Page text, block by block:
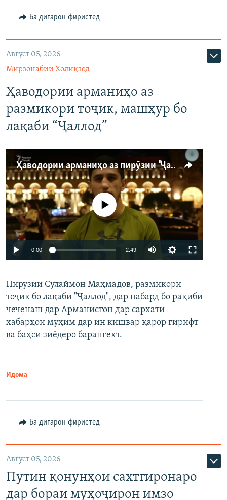
Ба дигарон фиристед
Август 05, 2026
Мирзонабии Холиқзод
Ҳаводории арманиҳо аз
размикори тоҷик, машҳур бо
лақаби “Ҷаллод”
Ҳаводории арманиҳо аз пирӯзии "Ҷаллод"-и тоҷик
Auto 240p 360p 480p
720p 1080p
Феълан кор намекунад
0:00 2:49
360p
480p
Пирӯзии Сулаймон Маҳмадов, размикори
тоҷик бо лақаби "Ҷаллод", дар набард бо рақиби
чеченаш дар Арманистон дар сархати
хабарҳои муҳим дар ин кишвар қарор гирифт
ва баҳси зиёдеро барангехт.
Идома
Ба дигарон фиристед
Август 05, 2026
Путин қонунҳои сахтгиронаро
дар бораи муҳоҷирон имзо